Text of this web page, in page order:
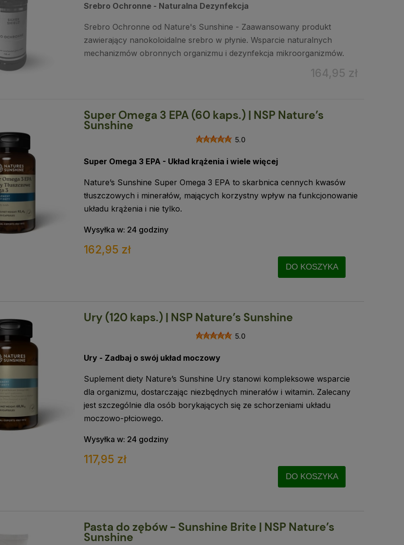
Srebro Ochronne - Naturalna Dezynfekcja
Srebro Ochronne od Nature's Sunshine - Zaawansowany produkt
zawierający nanokoloidalne srebro w płynie. Wsparcie naturalnych
mechanizmów obronnych organizmu i dezynfekcja mikroorganizmów.
164,95 zł
Super Omega 3 EPA (60 kaps.) | NSP Nature’s
Sunshine
5.0
Super Omega 3 EPA - Układ krążenia i wiele więcej
Nature’s Sunshine Super Omega 3 EPA to skarbnica cennych kwasów
tłuszczowych i minerałów, mających korzystny wpływ na funkcjonowanie
układu krążenia i nie tylko.
Wysyłka w: 24 godziny
162,95 zł
DO KOSZYKA
Ury (120 kaps.) | NSP Nature’s Sunshine
5.0
Ury - Zadbaj o swój układ moczowy
Suplement diety Nature’s Sunshine Ury stanowi kompleksowe wsparcie
dla organizmu, dostarczając niezbędnych minerałów i witamin. Zalecany
jest szczególnie dla osób borykających się ze schorzeniami układu
moczowo-płciowego.
Wysyłka w: 24 godziny
117,95 zł
DO KOSZYKA
Pasta do zębów - Sunshine Brite | NSP Nature’s
Sunshine